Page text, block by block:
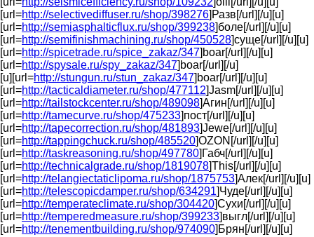
[url=http://selectivediffuser.ru/shop/398276]Разв[/url][/u][u]
[url=http://semiasphalticflux.ru/shop/399238]боле[/url][/u][u]
[url=http://semifinishmachining.ru/shop/450528]суще[/url][/u][u]
[url=http://spicetrade.ru/spice_zakaz/347]boar[/url][/u][u]
[url=http://spysale.ru/spy_zakaz/347]boar[/url][/u]
[u][url=http://stungun.ru/stun_zakaz/347]boar[/url][/u][u]
[url=http://tacticaldiameter.ru/shop/477112]Jasm[/url][/u][u]
[url=http://tailstockcenter.ru/shop/489098]Агин[/url][/u][u]
[url=http://tamecurve.ru/shop/475233]пост[/url][/u][u]
[url=http://tapecorrection.ru/shop/481893]Jewe[/url][/u][u]
[url=http://tappingchuck.ru/shop/485520]OZON[/url][/u][u]
[url=http://taskreasoning.ru/shop/497780]Габч[/url][/u][u]
[url=http://technicalgrade.ru/shop/1819078]This[/url][/u][u]
[url=http://telangiectaticlipoma.ru/shop/1875753]Алек[/url][/u][u]
[url=http://telescopicdamper.ru/shop/634291]Чуде[/url][/u][u]
[url=http://temperateclimate.ru/shop/304420]Сухи[/url][/u][u]
[url=http://temperedmeasure.ru/shop/399233]выгл[/url][/u][u]
[url=http://tenementbuilding.ru/shop/974090]Брян[/url][/u][u]